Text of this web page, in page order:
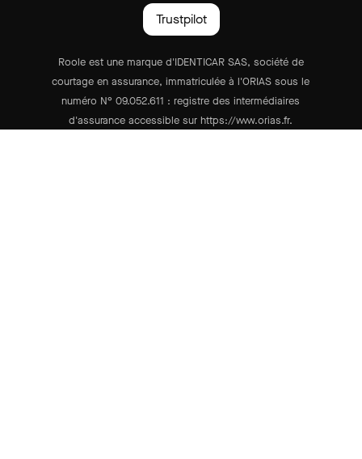
Trustpilot
Roole est une marque d'IDENTICAR SAS, société de
courtage en assurance, immatriculée à l'ORIAS sous le
numéro N° 09.052.611 : registre des intermédiaires
d'assurance accessible sur https://www.orias.fr.